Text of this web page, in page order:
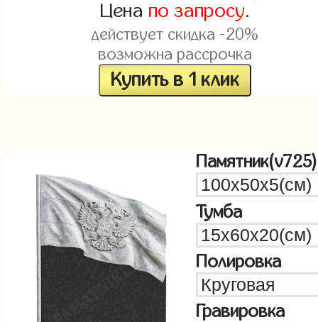
Цена по запросу.
действует скидка -20%
возможна рассрочка
Купить в 1 клик
Памятник(v725)
Тумба
Полировка
Гравировка